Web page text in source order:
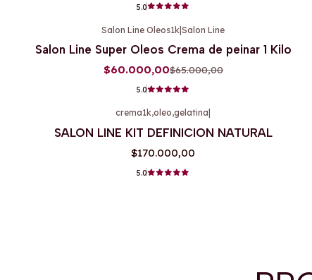
5.0
Salon Line Oleos1k |Salon Line
Salon Line Super Oleos Crema de peinar 1 Kilo
$60.000,00$65.000,00
5.0
crema1k,oleo,gelatina
SALON LINE KIT DEFINICION NATURAL
$170.000,00
5.0